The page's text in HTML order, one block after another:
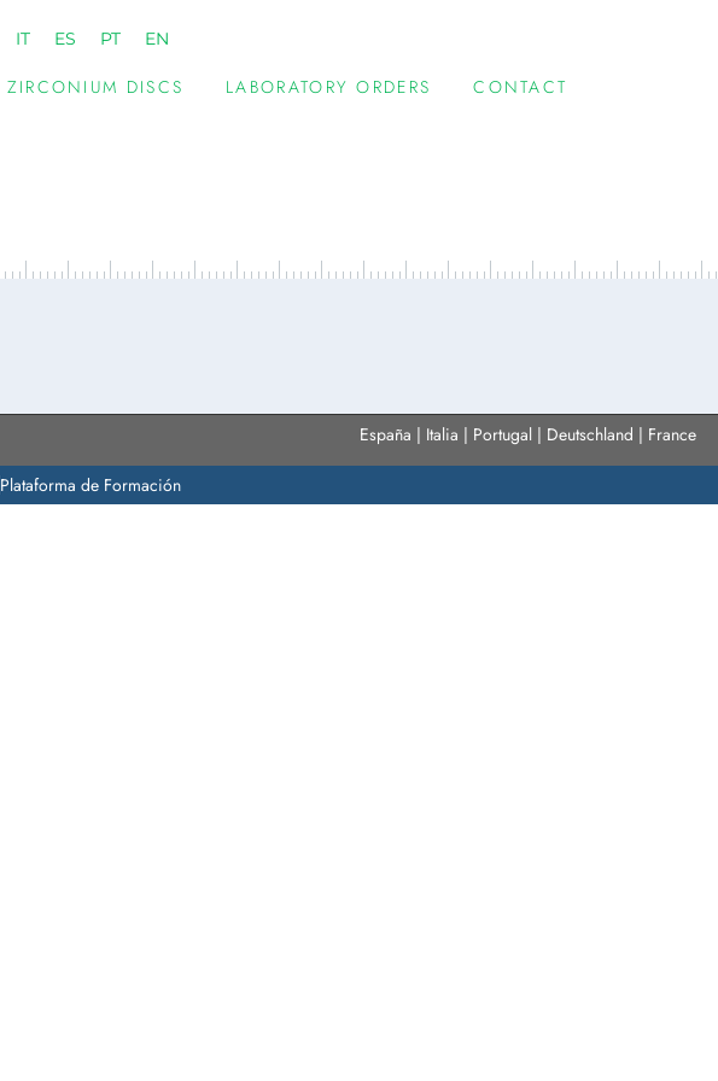
IT ES PT EN
ZIRCONIUM DISCS LABORATORY ORDERS CONTACT
España | Italia | Portugal | Deutschland | France
Plataforma de Formación